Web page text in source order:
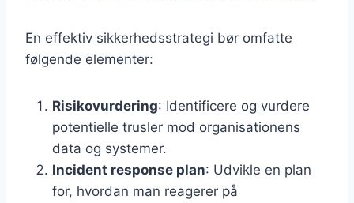
En effektiv sikkerhedsstrategi bør omfatte
følgende elementer:
Risikovurdering: Identificere og vurdere
potentielle trusler mod organisationens
data og systemer.
Incident response plan: Udvikle en plan
for, hvordan man reagerer på